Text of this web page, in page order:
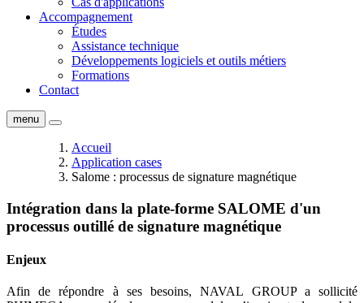
Accompagnement
Études
Assistance technique
Développements logiciels et outils métiers
Formations
Contact
menu
Accueil
Application cases
Salome : processus de signature magnétique
Intégration dans la plate-forme SALOME d'un
processus outillé de signature magnétique
Enjeux
Afin de répondre à ses besoins, NAVAL GROUP a sollicité